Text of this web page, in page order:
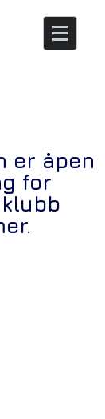
er åpen
for